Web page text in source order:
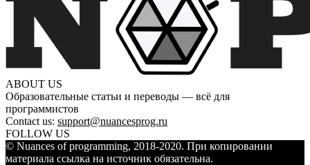
ABOUT US
Образовательные статьи и переводы — всё для
программистов
Contact us: support@nuancesprog.ru
FOLLOW US
© Nuances of programming, 2018-2020. При копировании
материала ссылка на источник обязательна.